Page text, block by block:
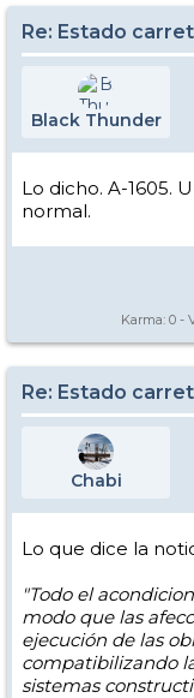
Re: Estado
Black Thunder
Lo dicho. A-1605.
normal.
Karma: 0 -
Re: Estado
Chabi
Lo que dice la
"Todo el
modo que las
ejecución de las
compatibilizando
sistemas